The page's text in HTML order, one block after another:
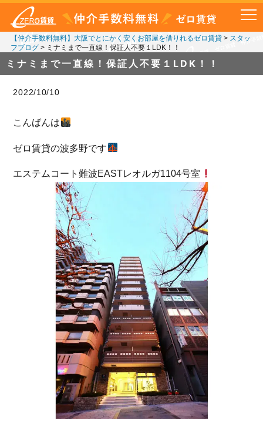
【仲介手数料無料】大阪でとにかく安くお部屋を借りれるゼロ賃貸> スタッ
フブログ> ミナミまで一直線！保証人不要１LDK！！
ミナミまで一直線！保証人不要１LDK！！
2022/10/10
こんばんは
ゼロ賃貸の波多野です
エステムコート難波EASTレオルガ1104号室